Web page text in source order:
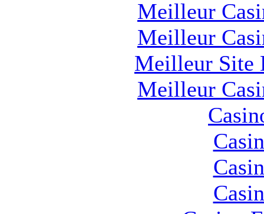
Meilleur
Meilleur
Meilleur Site
Meilleur